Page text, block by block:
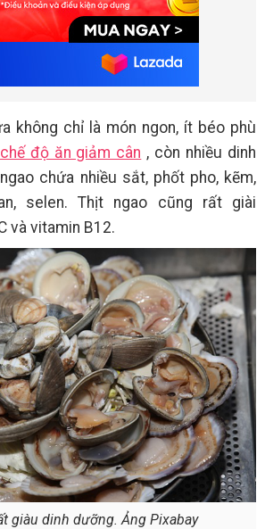
không chỉ là món ngon, ít béo phù
chế độ ăn giảm cân , còn nhiều dinh
chứa nhiều sắt, phốt pho, kẽm,
selen. Thịt ngao cũng rất giài
và vitamin B12.
giàu dinh dưỡng. Ảng Pixabay